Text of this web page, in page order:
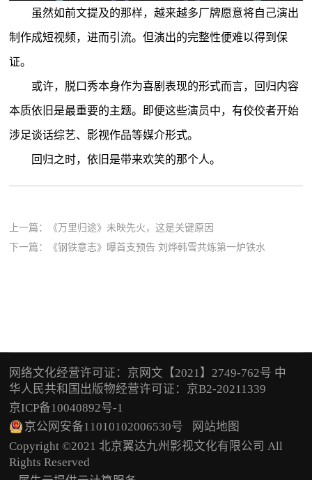
虽然如前文提及的那样，越来越多厂牌愿意将自己演出
制作成短视频，进而引流。但演出的完整性便难以得到保
证。
或许，脱口秀本身作为喜剧表现的形式而言，回归内容
本质依旧是最重要的主题。即便这些演员中，有佼佼者开始
涉足谈话综艺、影视作品等媒介形式。
回归之时，依旧是带来欢笑的那个人。
上一篇：
《万里归途》未映先火，这是关键原因
下一篇：
《钢铁意志》曝首支预告 刘烨韩雪共炼第一炉铁水
网络文化经营许可证：京网文【2021】2749-762号 中
华人民共和国出版物经营许可证：京B2-20211339
京ICP备10040892号-1
京公网安备11010102006530号
网站地图
Copyright ©2021 北京翼达九州影视文化有限公司 All
Rights Reserved